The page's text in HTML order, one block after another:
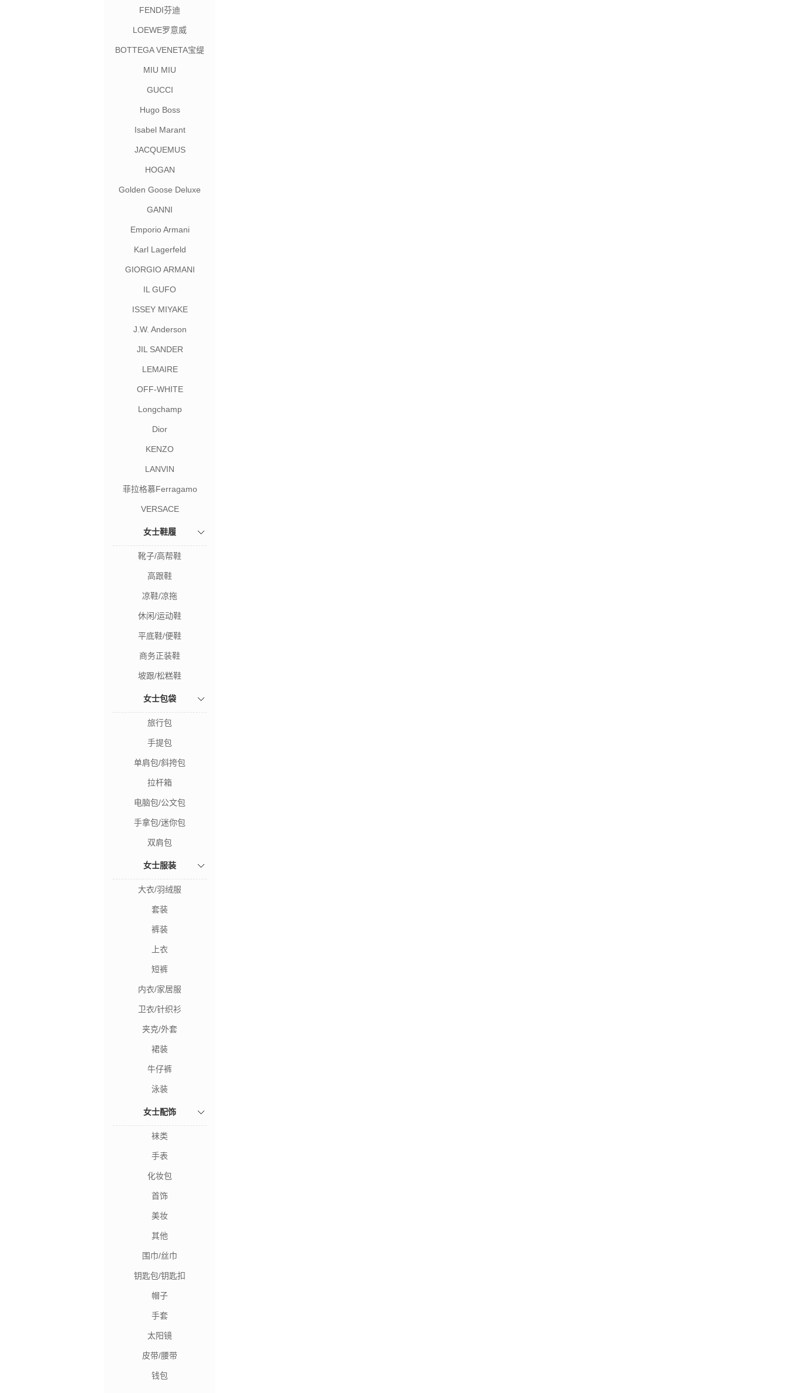
FENDI芬迪
LOEWE罗意威
BOTTEGA VENETA宝缇
MIU MIU
GUCCI
Hugo Boss
Isabel Marant
JACQUEMUS
HOGAN
Golden Goose Deluxe
GANNI
Emporio Armani
Karl Lagerfeld
GIORGIO ARMANI
IL GUFO
ISSEY MIYAKE
J.W. Anderson
JIL SANDER
LEMAIRE
OFF-WHITE
Longchamp
Dior
KENZO
LANVIN
菲拉格慕Ferragamo
VERSACE
女士鞋履
靴子/高帮鞋
高跟鞋
凉鞋/凉拖
休闲/运动鞋
平底鞋/便鞋
商务正装鞋
坡跟/松糕鞋
女士包袋
旅行包
手提包
单肩包/斜挎包
拉杆箱
电脑包/公文包
手拿包/迷你包
双肩包
女士服装
大衣/羽绒服
套装
裤装
上衣
短裤
内衣/家居服
卫衣/针织衫
夹克/外套
裙装
牛仔裤
泳装
女士配饰
袜类
手表
化妆包
首饰
美妆
其他
围巾/丝巾
钥匙包/钥匙扣
帽子
手套
太阳镜
皮带/腰带
钱包